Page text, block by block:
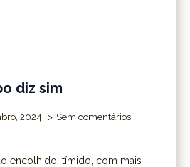
diz sim
2024 Sem comentários
encolhido, tímido, com mais